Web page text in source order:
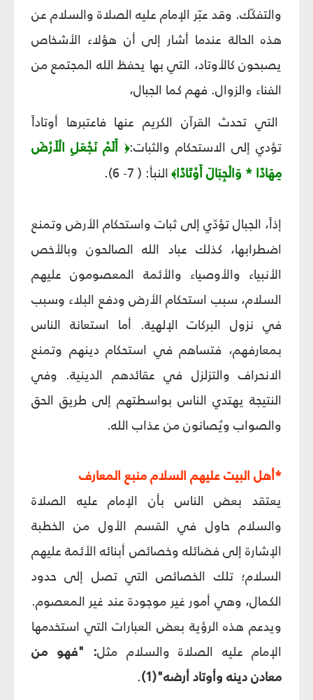
والتفكّك. وقد عبّر الإمام عليه الصلاة والسلام عن
هذه الحالة عندما أشار إلى أن هؤلاء الأشخاص
يصبحون كالأوتاد، التي بها يحفظ الله المجتمع من
الفناء والزوال. فهم كما الجبال،
التي تحدث القرآن الكريم عنها فاعتبرها أوتاداً
تؤدي إلى الاستحكام والثبات:﴿ أَلَمْ نَجْعَلِ الْأَرْضَ
مِهَادًا * وَالْجِبَالَ أَوْتَادًا﴾ النبأ: ( 7- 6).
إذاً، الجبال تؤدّي إلى ثبات واستحكام الأرض وتمنع
اضطرابها، كذلك عباد الله الصالحون وبالأخص
الأنبياء والأوصياء والأئمة المعصومون عليهم
السلام، سبب استحكام الأرض ودفع البلاء وسبب
في نزول البركات الإلهية. أما استعانة الناس
بمعارفهم، فتساهم في استحكام دينهم وتمنع
الانحراف والتزلزل في عقائدهم الدينية. وفي
النتيجة يهتدي الناس بواسطتهم إلى طريق الحق
والصواب ويُصانون من عذاب الله.
*أهل البيت عليهم السلام منبع المعارف
يعتقد بعض الناس بأن الإمام عليه الصلاة
والسلام حاول في القسم الأول من الخطبة
الإشارة إلى فضائله وخصائص أبنائه الأئمة عليهم
السلام؛ تلك الخصائص التي تصل إلى حدود
الكمال، وهي أمور غير موجودة عند غير المعصوم.
ويدعم هذه الرؤية بعض العبارات التي استخدمها
الإمام عليه الصلاة والسلام مثل: "فهو من
معادن دينه وأوتاد أرضه"(1)
.